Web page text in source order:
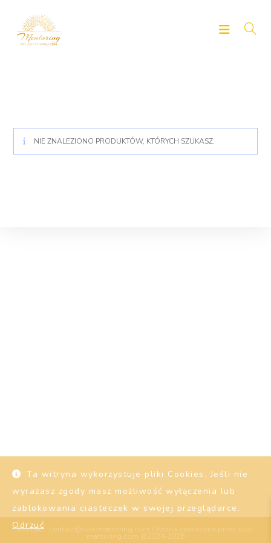
Ta witryna wykorzystuje pliki Cookies. Jeśli nie
wyrażasz zgody masz możliwość wyłączenia lub
zablokowania ciasteczek w swojej przeglądarce.
Odrzuć
content
NIE ZNALEZIONO PRODUKTÓW, KTÓRYCH SZUKASZ.
Kontakt : contact@sun-mentoring.com | Strona stworzona przez sun-
mentoring.com @2024-2026